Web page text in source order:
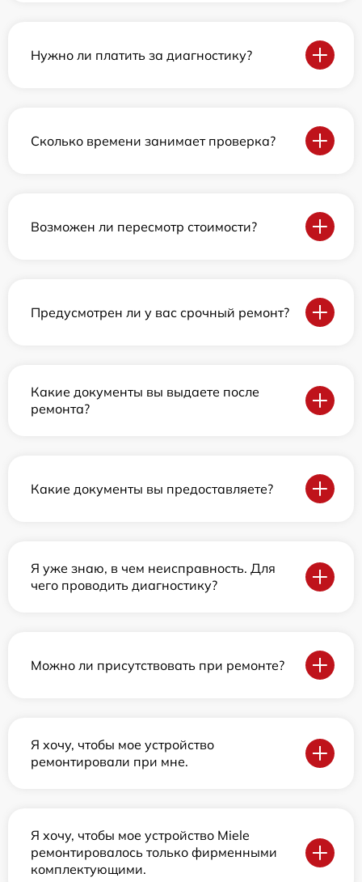
Нужно ли платить за диагностику?
Сколько времени занимает проверка?
Возможен ли пересмотр стоимости?
Предусмотрен ли у вас срочный ремонт?
Какие документы вы выдаете после
ремонта?
Какие документы вы предоставляете?
Я уже знаю, в чем неисправность. Для
чего проводить диагностику?
Можно ли присутствовать при ремонте?
Я хочу, чтобы мое устройство
ремонтировали при мне.
Я хочу, чтобы мое устройство Miele
ремонтировалось только фирменными
комплектующими.